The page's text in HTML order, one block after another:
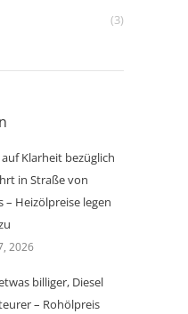
(3)
Klarheit bezüglich
in Straße von
– Heizölpreise legen
2026
billiger, Diesel
– Rohölpreis